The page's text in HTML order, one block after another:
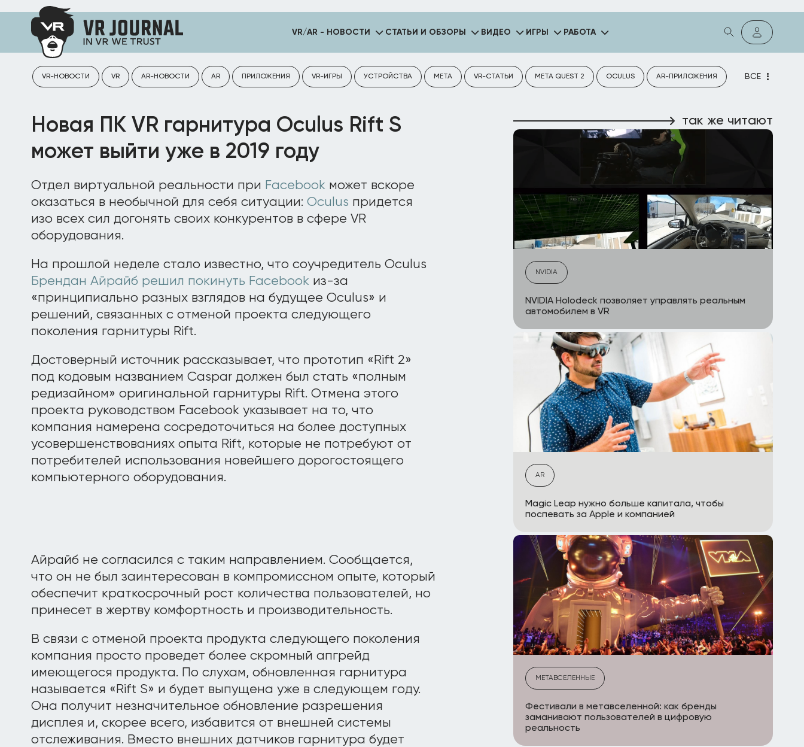
VR/AR - НОВОСТИ СТАТЬИ И ОБЗОРЫ ВИДЕО ИГРЫ РАБОТА
VR-НОВОСТИ VR AR-НОВОСТИ AR ПРИЛОЖЕНИЯ VR-ИГРЫ УСТРОЙСТВА META VR-СТАТЬИ META QUEST 2 OCULUS AR-ПРИЛОЖЕНИЯ ВСЕ
Новая ПК VR гарнитура Oculus Rift S
может выйти уже в 2019 году
Отдел виртуальной реальности при Facebook может вскоре
оказаться в необычной для себя ситуации: Oculus придется
изо всех сил догонять своих конкурентов в сфере VR
оборудования.
На прошлой неделе стало известно, что соучредитель Oculus
Брендан Айрайб решил покинуть Facebook из-за
«принципиально разных взглядов на будущее Oculus» и
решений, связанных с отменой проекта следующего
поколения гарнитуры Rift.
Достоверный источник рассказывает, что прототип «Rift 2»
под кодовым названием Caspar должен был стать «полным
редизайном» оригинальной гарнитуры Rift. Отмена этого
проекта руководством Facebook указывает на то, что
компания намерена сосредоточиться на более доступных
усовершенствованиях опыта Rift, которые не потребуют от
потребителей использования новейшего дорогостоящего
компьютерного оборудования.
Айрайб не согласился с таким направлением. Сообщается,
что он не был заинтересован в компромиссном опыте, который
обеспечит краткосрочный рост количества пользователей, но
принесет в жертву комфортность и производительность.
В связи с отменой проекта продукта следующего поколения
компания просто проведет более скромный апгрейд
имеющегося продукта. По слухам, обновленная гарнитура
называется «Rift S» и будет выпущена уже в следующем году.
Она получит незначительное обновление разрешения
дисплея и, скорее всего, избавится от внешней системы
отслеживания. Вместо внешних датчиков гарнитура будет
так же читают
NVIDIA
NVIDIA Holodeck позволяет управлять реальным
автомобилем в VR
AR
Magic Leap нужно больше капитала, чтобы
поспевать за Apple и компанией
МЕТАВСЕЛЕННЫЕ
Фестивали в метавселенной: как бренды
заманивают пользователей в цифровую
реальность